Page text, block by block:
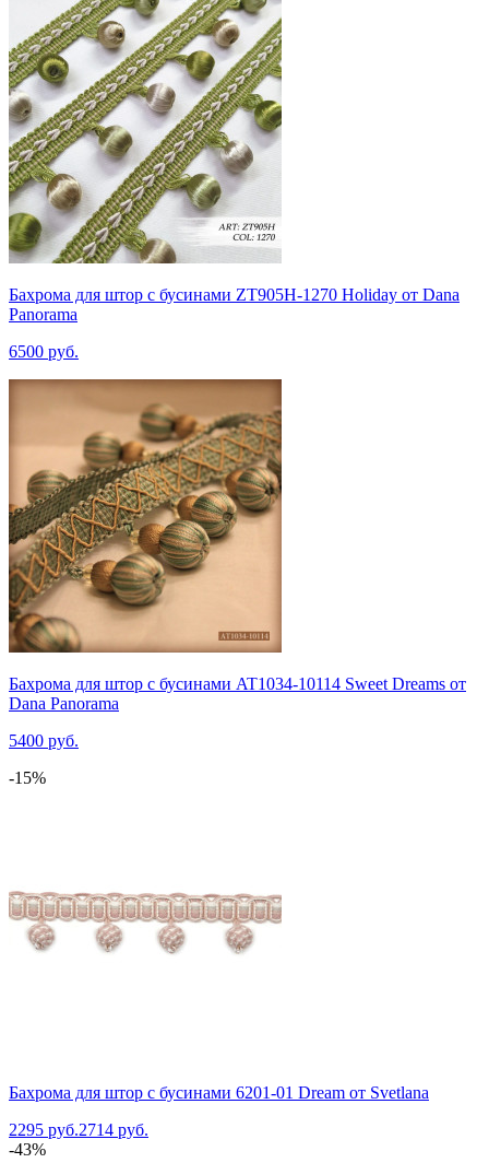
Бахрома для штор с бусинами ZT905H-1270 Holiday от Dana
Panorama
6500 руб.
Бахрома для штор с бусинами AT1034-10114 Sweet Dreams от
Dana Panorama
5400 руб.
-15%
Бахрома для штор с бусинами 6201-01 Dream от Svetlana
2295 руб.2714 руб.
-43%